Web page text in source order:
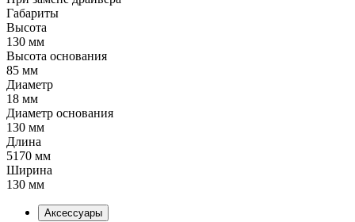
Габариты
Высота
130 мм
Высота основания
85 мм
Диаметр
18 мм
Диаметр основания
130 мм
Длина
5170 мм
Ширина
130 мм
Аксессуары